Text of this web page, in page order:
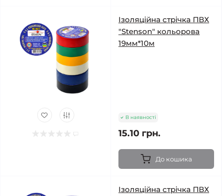
Ізоляційна стрічка ПВХ
"Stenson" кольорова
19мм*10м
В наявності
15.10 грн.
До кошика
Ізоляційна стрічка ПВХ